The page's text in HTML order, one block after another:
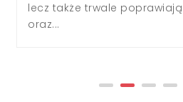
pielęgnację [2], [3], [4], [5],
begonii a...